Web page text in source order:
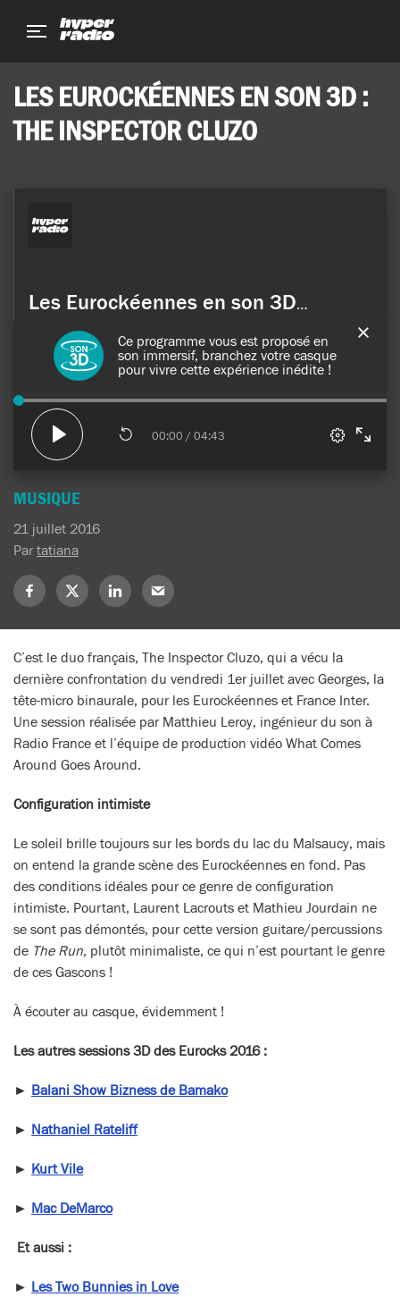
LES EUROCKÉENNES EN SON 3D :
THE INSPECTOR CLUZO
MUSIQUE
21 juillet 2016
Par tatiana
Partagez
sur
Facebook
Partagez
sur
X
(Twitter)
Partagez
sur
LinkedIn
Partagez
sur
Mail
C’est le duo français, The Inspector Cluzo, qui a vécu la
dernière confrontation du vendredi 1er juillet avec Georges, la
tête-micro binaurale, pour les Eurockéennes et France Inter.
Une session réalisée par Matthieu Leroy, ingénieur du son à
Radio France et l’équipe de production vidéo What Comes
Around Goes Around.
Configuration intimiste
Le soleil brille toujours sur les bords du lac du Malsaucy, mais
on entend la grande scène des Eurockéennes en fond. Pas
des conditions idéales pour ce genre de configuration
intimiste. Pourtant, Laurent Lacrouts et Mathieu Jourdain ne
se sont pas démontés, pour cette version guitare/percussions
de The Run, plutôt minimaliste, ce qui n’est pourtant le genre
de ces Gascons !
À écouter au casque, évidemment !
Les autres sessions 3D des Eurocks 2016 :
► Balani Show Bizness de Bamako
► Nathaniel Rateliff
► Kurt Vile
► Mac DeMarco
Et aussi :
► Les Two Bunnies in Love